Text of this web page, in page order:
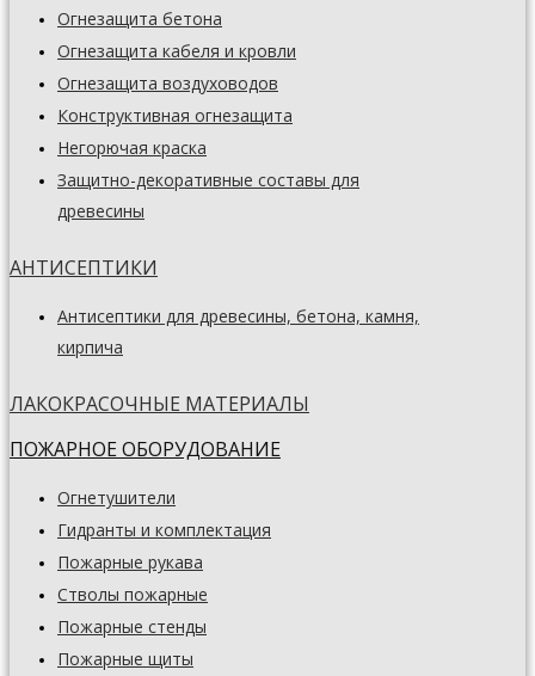
Огнезащита бетона
Огнезащита кабеля и кровли
Огнезащита воздуховодов
Конструктивная огнезащита
Негорючая краска
Защитно-декоративные составы для
древесины
АНТИСЕПТИКИ
Антисептики для древесины, бетона, камня,
кирпича
ЛАКОКРАСОЧНЫЕ МАТЕРИАЛЫ
ПОЖАРНОЕ ОБОРУДОВАНИЕ
Огнетушители
Гидранты и комплектация
Пожарные рукава
Стволы пожарные
Пожарные стенды
Пожарные щиты